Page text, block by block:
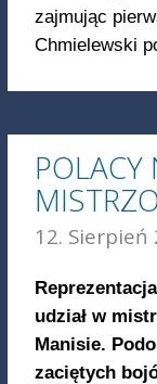
zajmując
Chmielewski
POLACY
12. Sierpień
udział w
Manisie.
zaciętych